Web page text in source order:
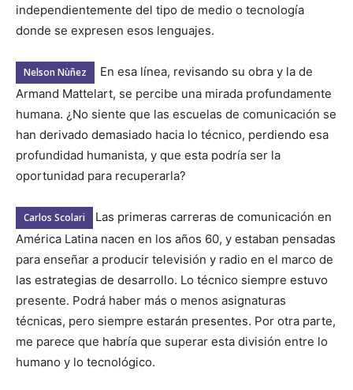
independientemente del tipo de medio o tecnología
donde se expresen esos lenguajes.
Nelson Nùñez
En esa línea, revisando su obra y la de
Armand Mattelart, se percibe una mirada profundamente
humana. ¿No siente que las escuelas de comunicación se
han derivado demasiado hacia lo técnico, perdiendo esa
profundidad humanista, y que esta podría ser la
oportunidad para recuperarla?
Carlos Scolari
Las primeras carreras de comunicación en
América Latina nacen en los años 60, y estaban pensadas
para enseñar a producir televisión y radio en el marco de
las estrategias de desarrollo. Lo técnico siempre estuvo
presente. Podrá haber más o menos asignaturas
técnicas, pero siempre estarán presentes. Por otra parte,
me parece que habría que superar esta división entre lo
humano y lo tecnológico.